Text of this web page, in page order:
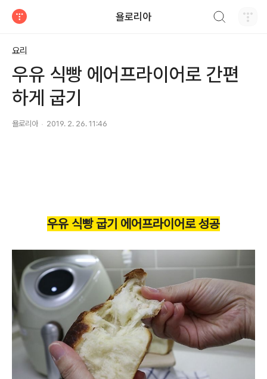
욜로리아
요리
우유 식빵 에어프라이어로 간편
하게 굽기
욜로리아 2019. 2. 26. 11:46
우유 식빵 굽기 에어프라이어로 성공